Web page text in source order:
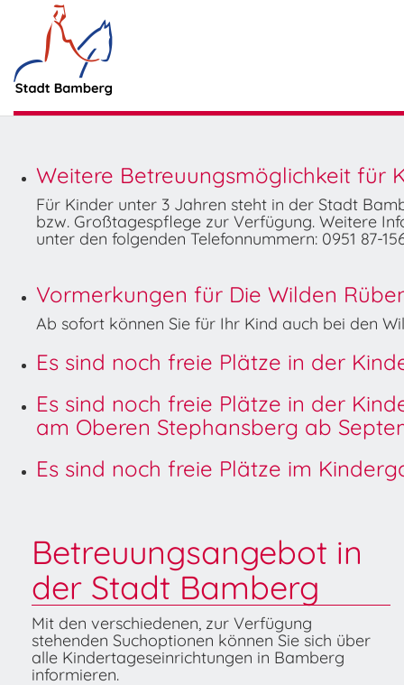
Weitere Betreuungsmöglichkeit für
Für Kinder unter 3 Jahren steht in der Stadt
bzw. Großtagespflege zur Verfügung. Weitere
unter den folgenden Telefonnummern: 0951 87-
Vormerkungen für Die Wilden
Ab sofort können Sie für Ihr Kind auch bei den
Es sind noch freie Plätze in der
Es sind noch freie Plätze in der
am Oberen Stephansberg ab
Es sind noch freie Plätze im
Betreuungsangebot in
der Stadt Bamberg
Mit den verschiedenen, zur Verfügung
stehenden Suchoptionen können Sie sich über
alle Kindertageseinrichtungen in Bamberg
informieren.